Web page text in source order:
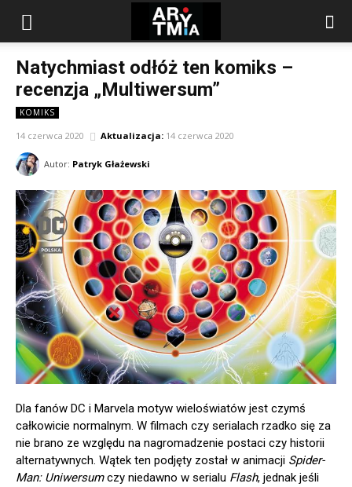
arytmia.eu
Natychmiast odłóż ten komiks –
recenzja „Multiwersum”
KOMIKS
14 czerwca 2020 Aktualizacja: 14 czerwca 2020
Autor: Patryk Głażewski
Dla fanów DC i Marvela motyw wieloświatów jest czymś
całkowicie normalnym. W filmach czy serialach rzadko się za
nie brano ze względu na nagromadzenie postaci czy historii
alternatywnych. Wątek ten podjęty został w animacji Spider-
Man: Uniwersumczy niedawno w serialu Flash, jednak jeśli